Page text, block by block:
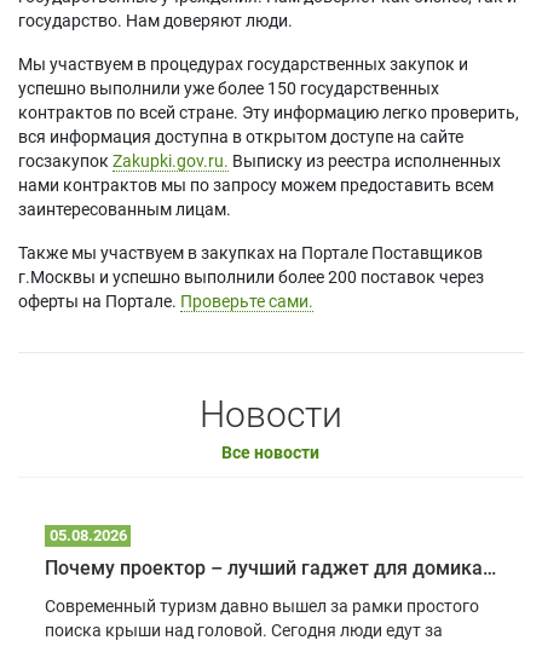
государство. Нам доверяют люди.
Мы участвуем в процедурах государственных закупок и
успешно выполнили уже более 150 государственных
контрактов по всей стране. Эту информацию легко проверить,
вся информация доступна в открытом доступе на сайте
госзакупок Zakupki.gov.ru. Выписку из реестра исполненных
нами контрактов мы по запросу можем предоставить всем
заинтересованным лицам.
Также мы участвуем в закупках на Портале Поставщиков
г.Москвы и успешно выполнили более 200 поставок через
оферты на Портале. Проверьте сами.
Новости
Все новости
05.08.2026
Почему проектор – лучший гаджет для домика в глэмпинге
Современный туризм давно вышел за рамки простого
поиска крыши над головой. Сегодня люди едут за